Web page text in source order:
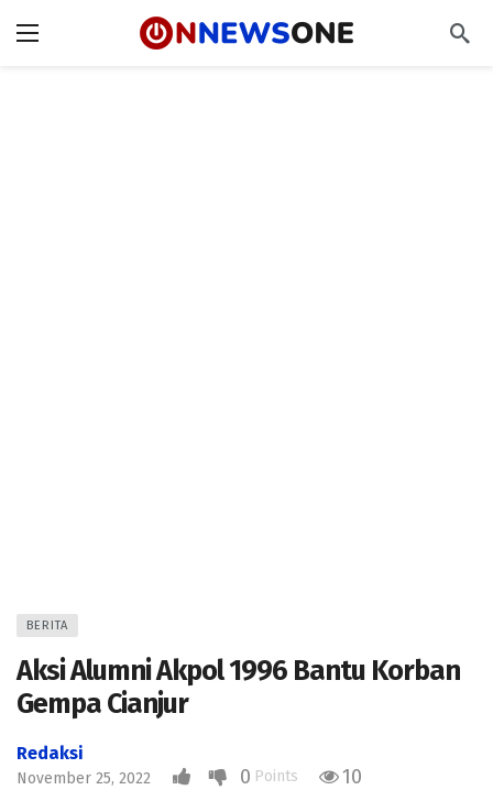
BERITA
Aksi Alumni Akpol 1996 Bantu Korban
Gempa Cianjur
Redaksi
November 25, 2022 0 Points 10